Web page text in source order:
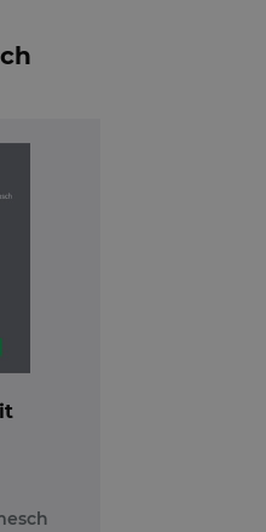
si confirmarea
de sorginte juridica si
dar si avocatilor care
doresc sa-si clarifice/
in cadrul Judecatoriei
2 Bucuresti
Sociale